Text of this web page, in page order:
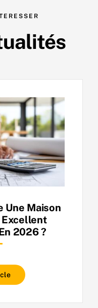
Une Maison
Excellent
2026 ?